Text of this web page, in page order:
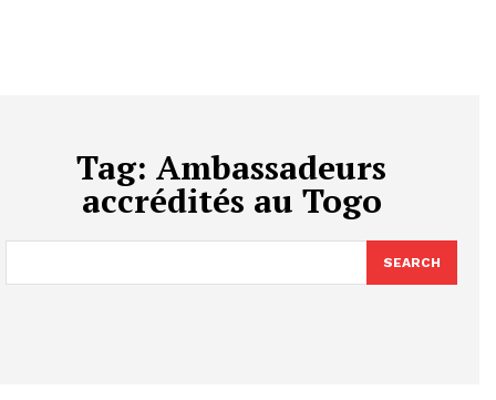
Tag: Ambassadeurs
accrédités au Togo
SEARCH